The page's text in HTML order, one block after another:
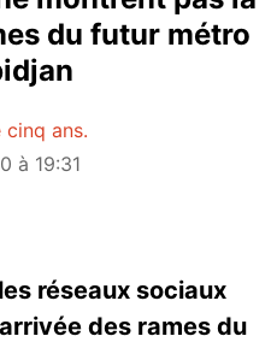
du futur métro
ans.
à 19:31
réseaux sociaux
des rames du